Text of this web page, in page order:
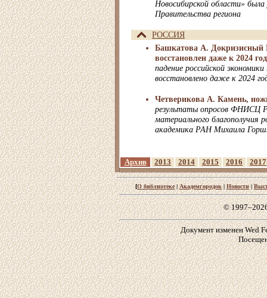
Новосибирской области»
Правительства региона
РОССИЯ
Башкатова А. Докризисный
восстановлен даже к 2024
падение российской
восстановлено даже к 2024
Четверикова А. Камень,
результаты опросов ФНИСЦ
материального благополучия
академика РАН Михаила
Архив 2013 2014 2015 2016 2017
[О библиотеке|Академгородок|Новости|
©
Документ изменен Wed